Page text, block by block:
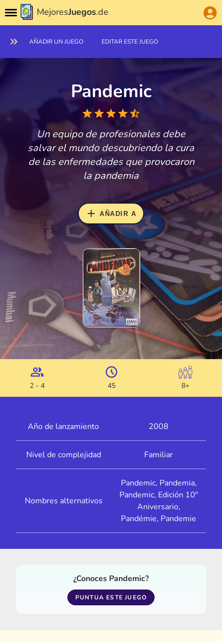
MejoresJuegos.de
AÑADIR UN JUEGO EDITAR ESTE JUEGO
Pandemic
Un equipo de profesionales debe
salvar el mundo descubriendo la cura
de las enfermedades que provocaron
la pandemia
2 - 4 45 8+
Año de lanzamiento 2008
Nivel de complejidad Familiar
Nombres alternativos
Pandemic, Pandemia,
Pandemic, Edición 10º
Aniversario,
Pandémie, Pandemie
¿Conoces Pandemic?
PUNTUA ESTE JUEGO